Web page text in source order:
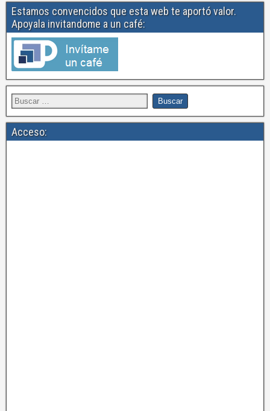
Estamos convencidos que esta web te aportó valor.
Apoyala invitandome a un café:
Acceso: